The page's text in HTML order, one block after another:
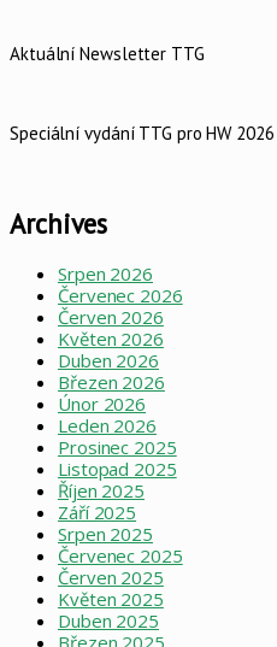
Aktuální Newsletter TTG
Speciální vydání TTG pro HW 2026
Archives
Srpen 2026
Červenec 2026
Červen 2026
Květen 2026
Duben 2026
Březen 2026
Únor 2026
Leden 2026
Prosinec 2025
Listopad 2025
Říjen 2025
Září 2025
Srpen 2025
Červenec 2025
Červen 2025
Květen 2025
Duben 2025